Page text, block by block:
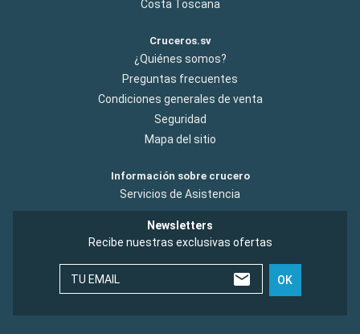
Costa Toscana
Cruceros.sv
¿Quiénes somos?
Preguntas frecuentes
Condiciones generales de venta
Seguridad
Mapa del sitio
Información sobre crucero
Servicios de Asistencia
Newsletters
Recibe nuestras exclusivas ofertas
TU EMAIL OK